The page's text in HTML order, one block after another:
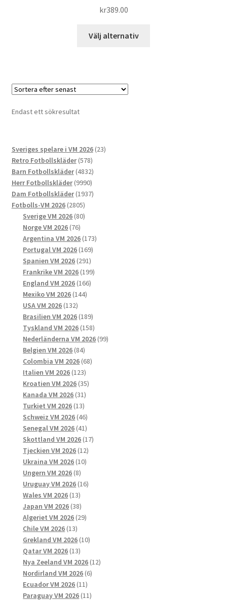
kr389.00
Välj alternativ
Endast ett sökresultat
Sveriges spelare i VM 2026 2323
Retro Fotbollskläder 578578
produkter
Barn Fotbollskläder 48324832
produkter
Herr Fotbollskläder 99909990
produkter
Dam Fotbollskläder 19371937
Fotbolls-VM 2026 28052805
produkter
Sverige VM 2026 8080
Norge VM 2026 7676
produkter
Argentina VM 2026 173173
Portugal VM 2026 169169
Spanien VM 2026 291291
produkter
Frankrike VM 2026 199199
England VM 2026 166166
Mexiko VM 2026 144144
USA VM 2026 132132
produkter
Brasilien VM 2026 189189
produkter
Tyskland VM 2026 158158
produkter
Nederländerna VM 2026 9999
Belgien VM 2026 8484
produkter
Colombia VM 2026 6868
Italien VM 2026 123123
produkter
Kroatien VM 2026 3535
Kanada VM 2026 3131
produkter
Turkiet VM 2026 1313
produkter
Schweiz VM 2026 4646
produkter
Senegal VM 2026 4141
produkter
Skottland VM 2026 1717
Tjeckien VM 2026 1212
Ukraina VM 2026 1010
Ungern VM 2026 88
produkter
Uruguay VM 2026 1616
Wales VM 2026 1313
produkter
Japan VM 2026 3838
produkter
Algeriet VM 2026 2929
Chile VM 2026 1313
produkter
Grekland VM 2026 1010
Qatar VM 2026 1313
produkter
Nya Zeeland VM 2026 1212
Nordirland VM 2026 66
Ecuador VM 2026 1111
produkter
Paraguay VM 2026 1111